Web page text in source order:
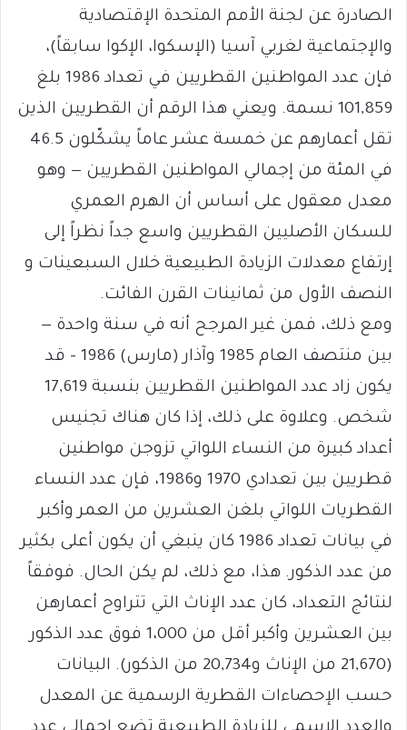
الصادرة عن لجنة الأمم المتحدة الإقتصادية
والإجتماعية لغربي آسيا (الإسكوا، الإكوا سابقاً)،
فإن عدد المواطنين القطريين في تعداد 1986 بلغ
101,859 نسمة. ويعني هذا الرقم أن القطريين الذين
تقل أعمارهم عن خمسة عشر عاماً يشكّلون 46.5
في المئة من إجمالي المواطنين القطريين — وهو
معدل معقول على أساس أن الهرم العمري
للسكان الأصليين القطريين واسع جداً نظراً إلى
إرتفاع معدلات الزيادة الطبيعية خلال السبعينات و
النصف الأول من ثمانينات القرن الفائت.
ومع ذلك، فمن غير المرجح أنه في سنة واحدة —
بين منتصف العام 1985 وآذار (مارس) 1986 – قد
يكون زاد عدد المواطنين القطريين بنسبة 17,619
شخص. وعلاوة على ذلك، إذا كان هناك تجنيس
أعداد كبيرة من النساء اللواتي تزوجن مواطنين
قطريين بين تعدادي 1970 و1986، فإن عدد النساء
القطريات اللواتي بلغن العشرين من العمر وأكبر
في بيانات تعداد 1986 كان ينبغي أن يكون أعلى بكثير
من عدد الذكور. هذا، مع ذلك، لم يكن الحال. فوفقاً
لنتائج التعداد، كان عدد الإناث التي تتراوح أعمارهن
بين العشرين وأكبر أقل من 1،000 فوق عدد الذكور
(21,670 من الإناث و20,734 من الذكور). البيانات
حسب الإحصاءات القطرية الرسمية عن المعدل